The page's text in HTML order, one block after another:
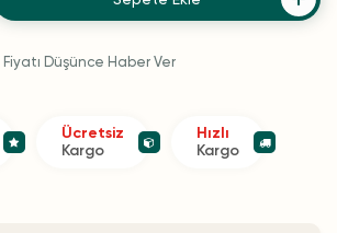
Fiyatı Düşünce Haber Ver
Ücretsiz
Kargo
Hızlı
Kargo